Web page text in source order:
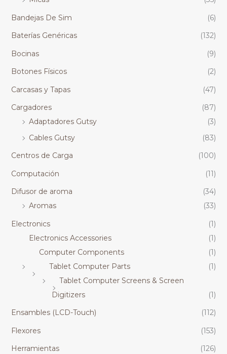
Bandejas De Sim
(6)
Baterías Genéricas
(132)
Bocinas
(9)
Botones Físicos
(2)
Carcasas y Tapas
(47)
Cargadores
(87)
Adaptadores Gutsy
(3)
Cables Gutsy
(83)
Centros de Carga
(100)
Computación
(11)
Difusor de aroma
(34)
Aromas
(33)
Electronics
(1)
Electronics Accessories
(1)
Computer Components
(1)
Tablet Computer Parts
(1)
Tablet Computer Screens & Screen
Digitizers
(1)
Ensambles (LCD-Touch)
(112)
Flexores
(153)
Herramientas
(126)